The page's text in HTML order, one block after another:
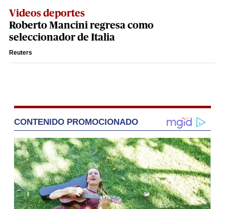
Videos deportes
Roberto Mancini regresa como
seleccionador de Italia
Reuters
CONTENIDO PROMOCIONADO